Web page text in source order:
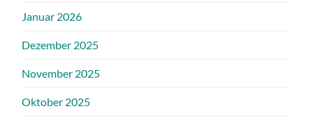
Januar 2026
Dezember 2025
November 2025
Oktober 2025